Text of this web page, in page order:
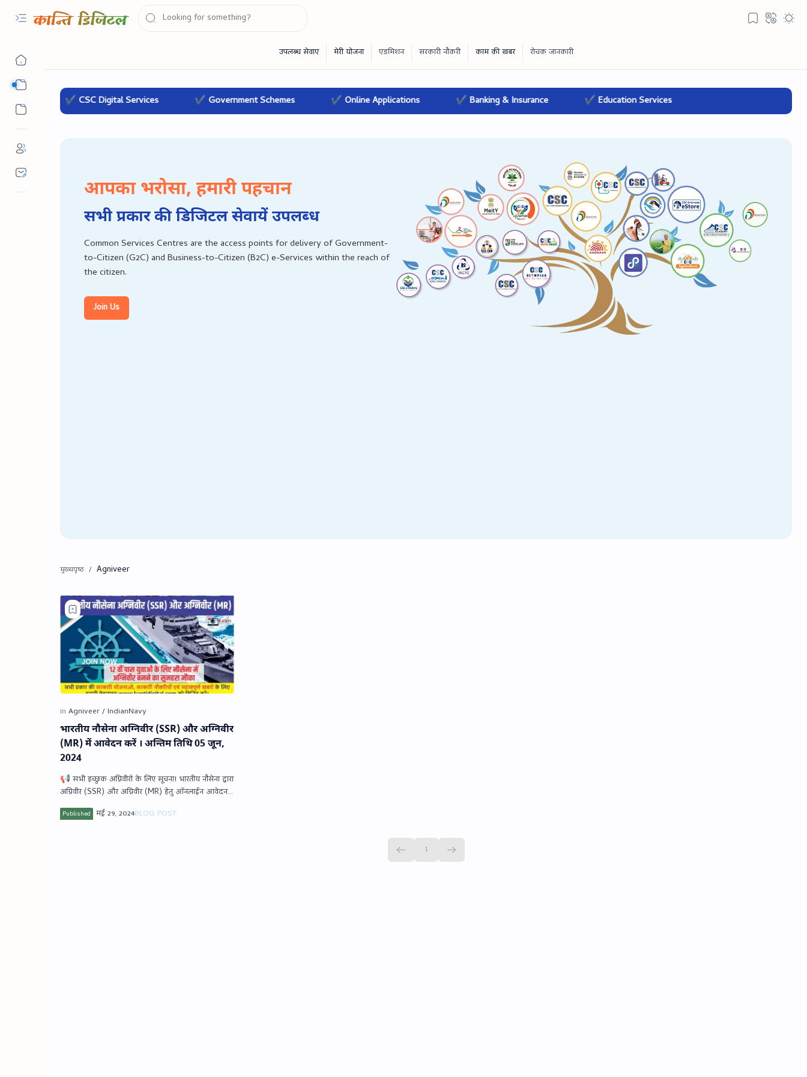
सरकारी नौकरी
✔ CSC Digital Services ✔ Government Schemes ✔ Online Applications ✔ Banking & Insurance ✔ Education Services
आपका भरोसा, हमारी पहचान
सभी प्रकार की डिजिटल सेवायें उपलब्‍ध
Common Services Centres are the access points for delivery of Government-
to-Citizen (G2C) and Business-to-Citizen (B2C) e-Services within the reach of
the citizen.
Join Us
Agniveer
भारतीय नौसेना अग्निवीर (SSR) और अग्निवीर
(MR) में आवेदन करें । अन्तिम तिथि 05 जून,
2024
📢 सभी इच्छुक अग्निवीरों के लिए सूचना! भारतीय नौसेना द्वारा
अग्निवीर (SSR) और अग्निवीर (MR) हेतु ऑनलाईन आवेदन
आमंत्रित किये हैं। इच्‍छुक एवं पात्र उम…